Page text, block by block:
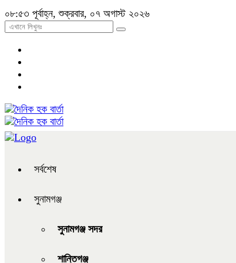
০৮:৫৩ পূর্বাহ্ন, শুক্রবার, ০৭ অগাস্ট ২০২৬
সর্বশেষ
সুনামগঞ্জ
সুনামগঞ্জ সদর
শান্তিগঞ্জ